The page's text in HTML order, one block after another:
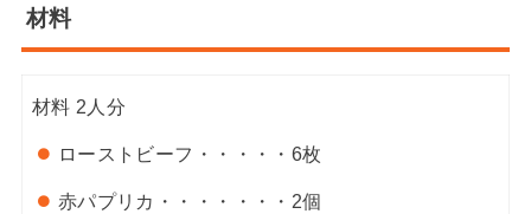
材料
材料 2人分
ローストビーフ・・・・・ 6枚
赤パプリカ・・・・・・・ 2個